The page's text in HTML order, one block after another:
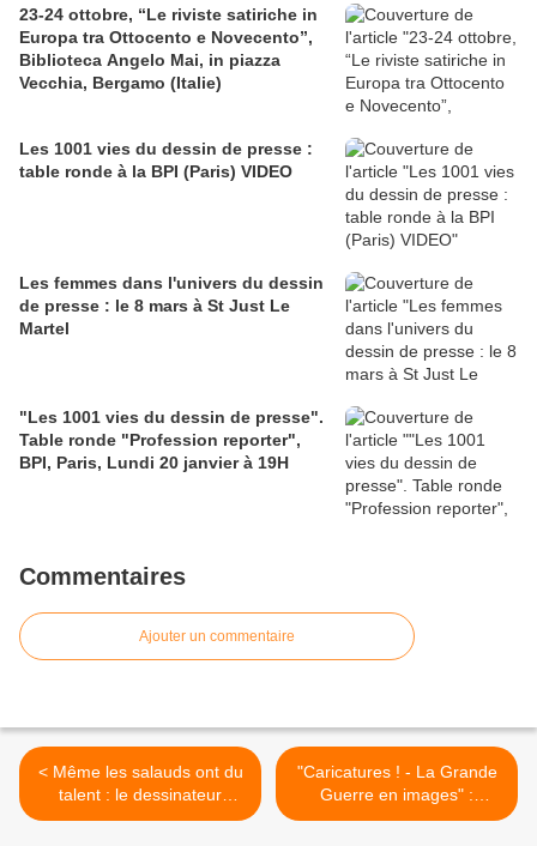
23-24 ottobre, “Le riviste satiriche in
Europa tra Ottocento e Novecento”,
Biblioteca Angelo Mai, in piazza
Vecchia, Bergamo (Italie)
Les 1001 vies du dessin de presse :
table ronde à la BPI (Paris) VIDEO
Les femmes dans l'univers du dessin
de presse : le 8 mars à St Just Le
Martel
"Les 1001 vies du dessin de presse".
Table ronde "Profession reporter",
BPI, Paris, Lundi 20 janvier à 19H
Commentaires
Ajouter un commentaire
< Même les salauds ont du
talent : le dessinateur
français Zéon primé à
"Caricatures ! - La Grande
Guerre en images" :
exposition >